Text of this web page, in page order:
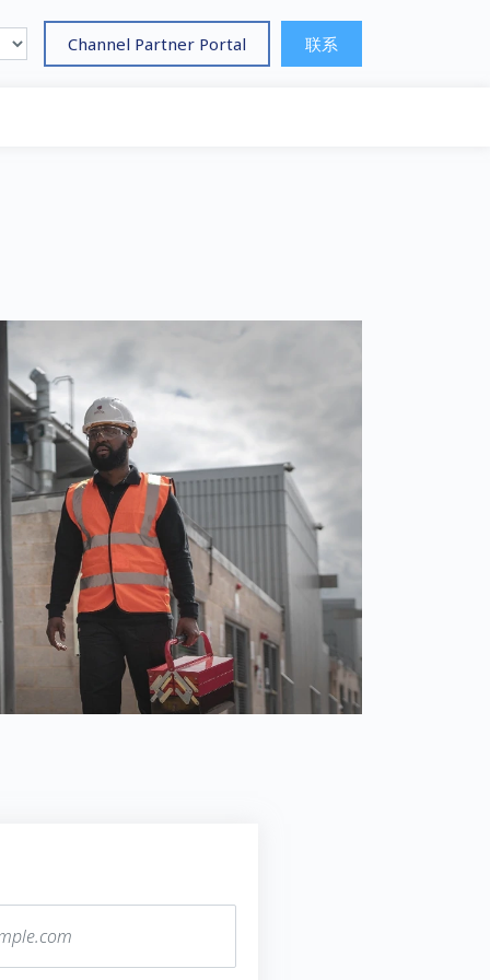
Channel Partner Portal 联系